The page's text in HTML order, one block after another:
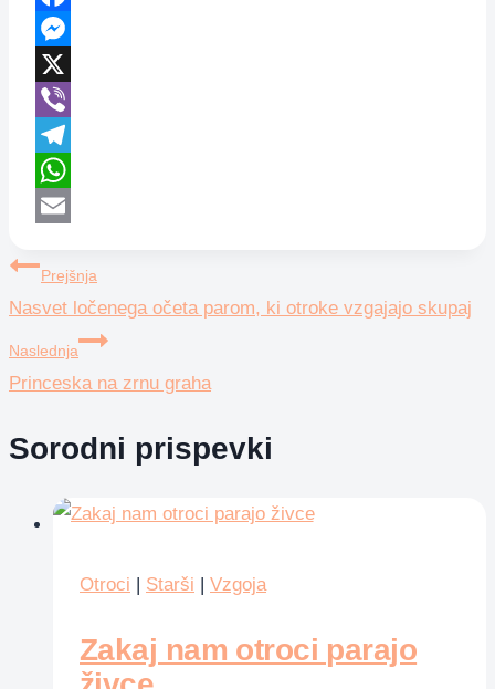
Facebook
Messenger
X
Viber
Telegram
WhatsApp
Navigacija
prispevka
Prejšnja
Nasvet ločenega očeta parom, ki otroke vzgajajo skupaj
Naslednja
Princeska na zrnu graha
Sorodni prispevki
Otroci | Starši | Vzgoja
Zakaj nam otroci parajo